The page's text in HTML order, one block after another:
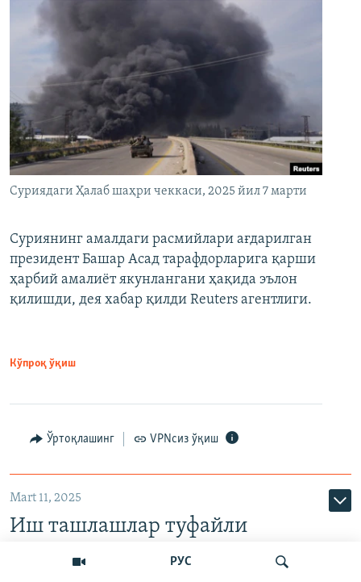
РУС
Суриядаги Ҳалаб шаҳри чеккаси, 2025 йил 7 марти
Суриянинг амалдаги расмийлари ағдарилган
президент Башар Асад тарафдорларига қарши
ҳарбий амалиёт якунлангани ҳақида эълон
қилишди, дея хабар қилди Reuters агентлиги.
Кўпроқ ўқиш
Ўртоқлашинг VPNсиз ўқиш
Mart 11, 2025
Иш ташлашлар туфайли
Германияда 3500 дан зиёд рейс